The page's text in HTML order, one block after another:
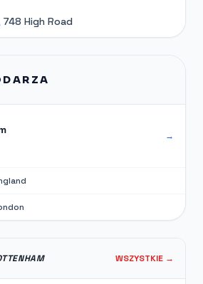
748 High Road
→
WSZYSTKIE →